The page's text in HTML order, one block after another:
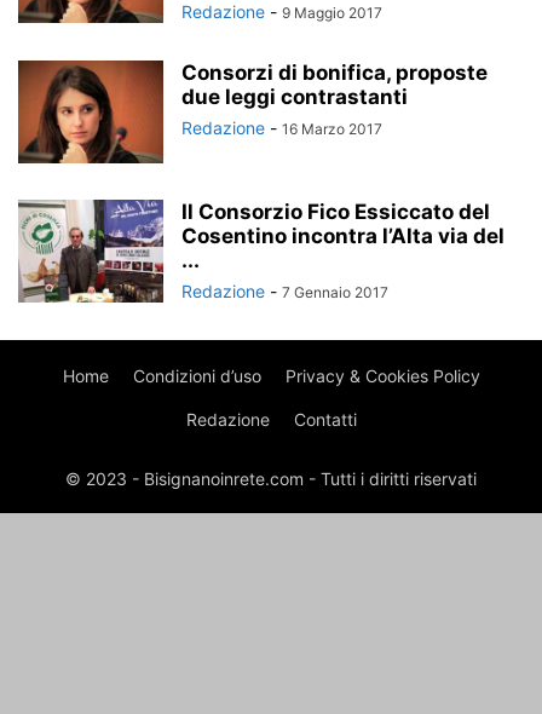
Redazione - 9 Maggio 2017
Consorzi di bonifica, proposte
due leggi contrastanti
Redazione - 16 Marzo 2017
Il Consorzio Fico Essiccato del
Cosentino incontra l’Alta via del
...
Redazione - 7 Gennaio 2017
Home Condizioni d’uso Privacy & Cookies Policy
Redazione Contatti
© 2023 - Bisignanoinrete.com - Tutti i diritti riservati